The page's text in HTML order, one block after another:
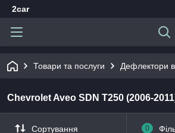
2car
Товари та послуги Дефлектори
Chevrolet Aveo SDN T250 (2006-
Сортування 0